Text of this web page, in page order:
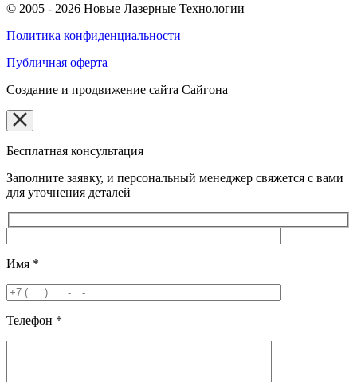
© 2005 - 2026 Новые Лазерные Технологии
Политика конфиденциальности
Публичная оферта
Создание и продвижение сайта Сайгона
Бесплатная консультация
Заполните заявку, и персональный менеджер свяжется с вами
для уточнения деталей
Имя *
Телефон *